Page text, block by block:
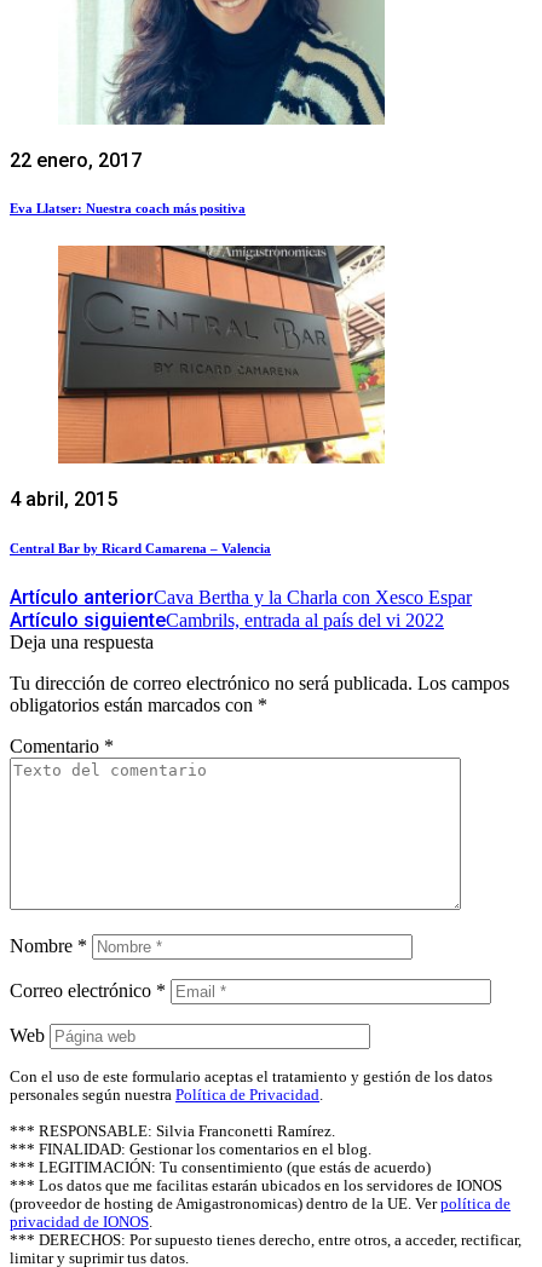
22 enero, 2017
Eva Llatser: Nuestra coach más positiva
4 abril, 2015
Central Bar by Ricard Camarena – Valencia
Artículo anteriorCava Bertha y la Charla con Xesco Espar
Artículo siguienteCambrils, entrada al país del vi 2022
Deja una respuesta
Tu dirección de correo electrónico no será publicada. Los campos
obligatorios están marcados con *
Comentario *
Nombre *
Correo electrónico *
Web
Con el uso de este formulario aceptas el tratamiento y gestión de los datos
personales según nuestra Política de Privacidad.
*** RESPONSABLE: Silvia Franconetti Ramírez.
*** FINALIDAD: Gestionar los comentarios en el blog.
*** LEGITIMACIÓN: Tu consentimiento (que estás de acuerdo)
*** Los datos que me facilitas estarán ubicados en los servidores de IONOS
(proveedor de hosting de Amigastronomicas) dentro de la UE. Verpolítica de
privacidad de IONOS.
*** DERECHOS: Por supuesto tienes derecho, entre otros, a acceder, rectificar,
limitar y suprimir tus datos.